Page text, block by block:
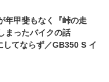
年甲斐もなく『峠の走
まったバイクの話
してならず／GB350 S イ
】